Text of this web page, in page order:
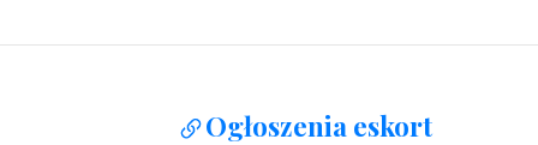
Ogłoszenia eskort